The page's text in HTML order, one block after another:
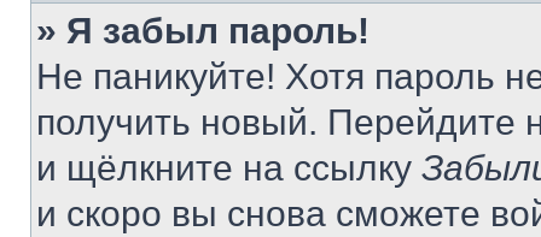
» Я забыл пароль!
Не паникуйте! Хотя пароль
получить новый. Перейдите
и щёлкните на ссылку
и скоро вы снова сможете